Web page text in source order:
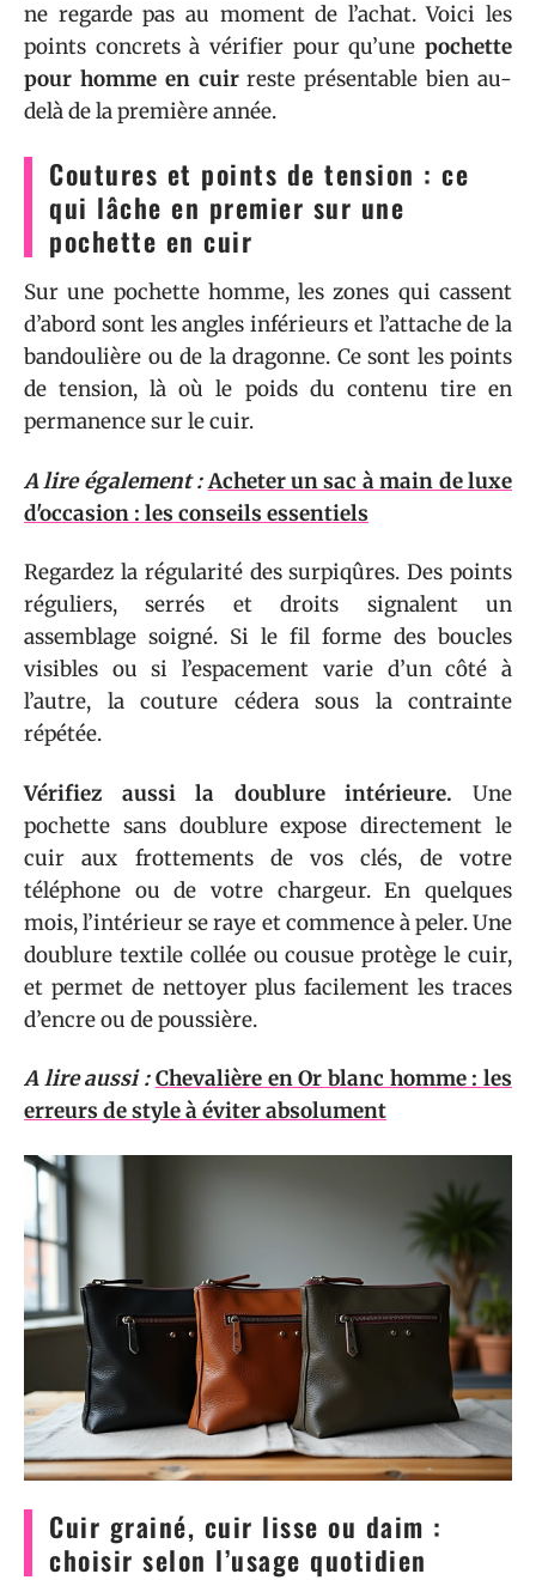
ne regarde pas au moment de l’achat. Voici les
points concrets à vérifier pour qu’une pochette
pour homme en cuirreste présentable bien au-
delà de la première année.
Coutures et points de tension : ce
qui lâche en premier sur une
pochette en cuir
Sur une pochette homme, les zones qui cassent
d’abord sont les angles inférieurs et l’attache de la
bandoulière ou de la dragonne. Ce sont les points
de tension, là où le poids du contenu tire en
permanence sur le cuir.
A lire également : Acheter un sac à main de luxe
d'occasion : les conseils essentiels
Regardez la régularité des surpiqûres. Des points
réguliers, serrés et droits signalent un
assemblage soigné. Si le fil forme des boucles
visibles ou si l’espacement varie d’un côté à
l’autre, la couture cédera sous la contrainte
répétée.
Vérifiez aussi la doublure intérieure. Une
pochette sans doublure expose directement le
cuir aux frottements de vos clés, de votre
téléphone ou de votre chargeur. En quelques
mois, l’intérieur se raye et commence à peler. Une
doublure textile collée ou cousue protège le cuir,
et permet de nettoyer plus facilement les traces
d’encre ou de poussière.
A lire aussi : Chevalière en Or blanc homme : les
erreurs de style à éviter absolument
Cuir grainé, cuir lisse ou daim :
choisir selon l’usage quotidien